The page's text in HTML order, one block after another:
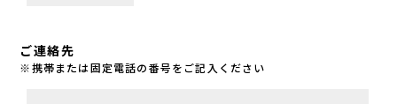
ご連絡先
※携帯または固定電話の番号をご記入ください